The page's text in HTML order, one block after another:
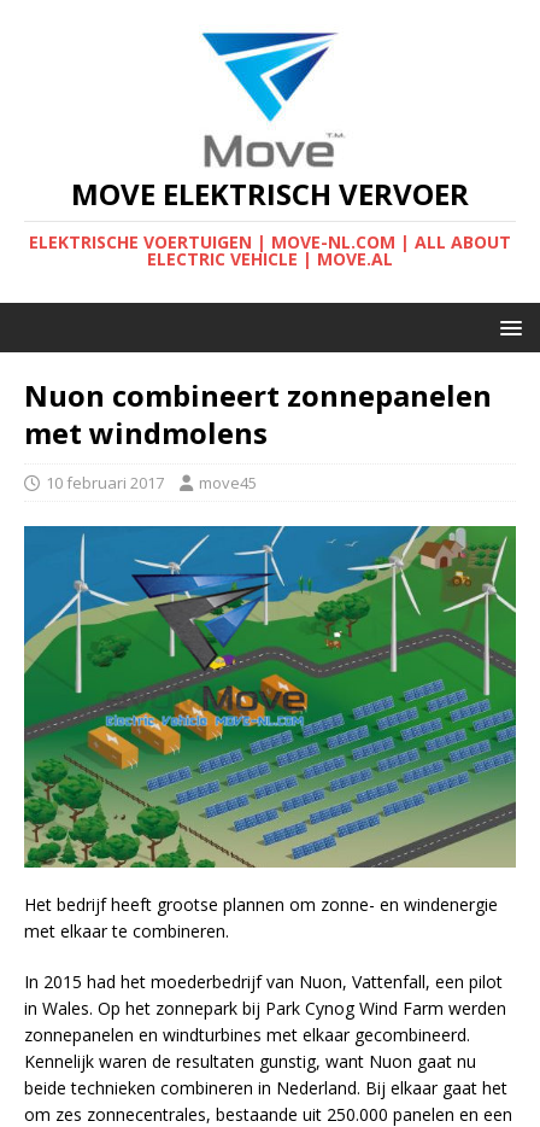
MOVE ELEKTRISCH VERVOER
ELEKTRISCHE VOERTUIGEN | MOVE-NL.COM | ALL ABOUT
ELECTRIC VEHICLE | MOVE.AL
Nuon combineert zonnepanelen
met windmolens
10 februari 2017 move45
Het bedrijf heeft grootse plannen om zonne- en windenergie
met elkaar te combineren.
In 2015 had het moederbedrijf van Nuon, Vattenfall, een pilot
in Wales. Op het zonnepark bij Park Cynog Wind Farm werden
zonnepanelen en windturbines met elkaar gecombineerd.
Kennelijk waren de resultaten gunstig, want Nuon gaat nu
beide technieken combineren in Nederland. Bij elkaar gaat het
om zes zonnecentrales, bestaande uit 250.000 panelen en een